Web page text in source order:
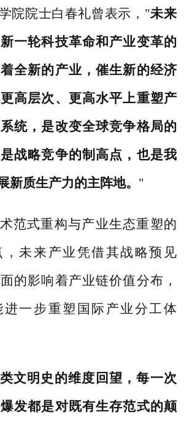
院院士白春礼曾表示， "未来
一轮科技革命和产业变革的
全新的产业，催生新的经济
高层次、更高水平上重塑产
统，是改变全球竞争格局的
战略竞争的制高点，也是我
新质生产力的主阵地。 "
范式重构与产业生态重塑的
，未来产业凭借其战略预见
的影响着产业链价值分布，
进一步重塑国际产业分工体
文明史的维度回望，每一次
发都是对既有生存范式的颠